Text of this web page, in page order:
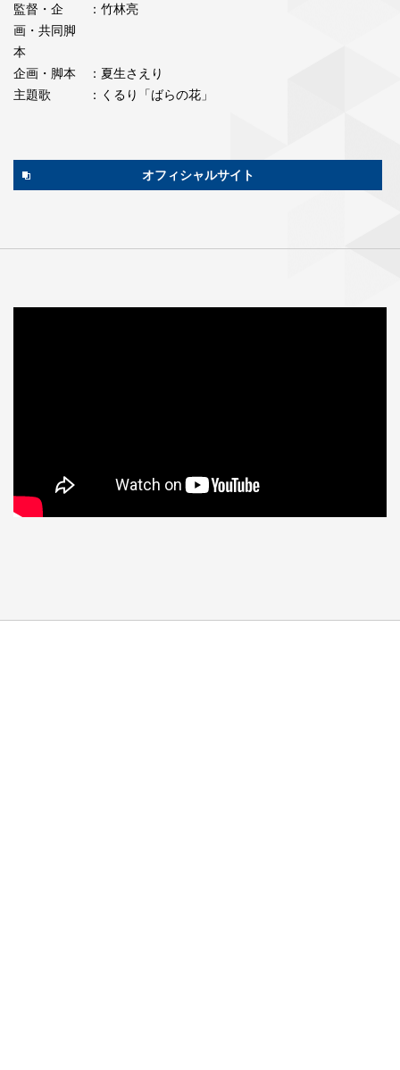
監督・企
画・共同脚
本
：竹林亮
企画・脚本
：夏生さえり
主題歌
：くるり「ばらの花」
オフィシャルサイト